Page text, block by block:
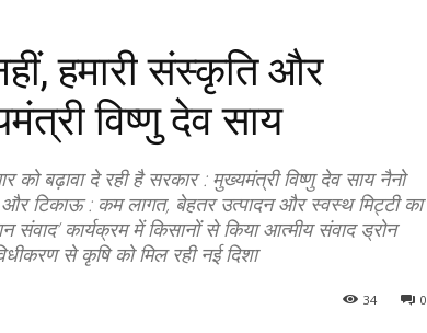
हमारी संस्कृति और
विष्णु देव साय
बढ़ावा दे रही है सरकार : मुख्यमंत्री विष्णु देव साय नैनो
टिकाऊ : कम लागत, बेहतर उत्पादन और स्वस्थ मिट्टी का
संवाद’ कार्यक्रम में किसानों से किया आत्मीय संवाद ड्रोन
से कृषि को मिल रही नई दिशा
0
34